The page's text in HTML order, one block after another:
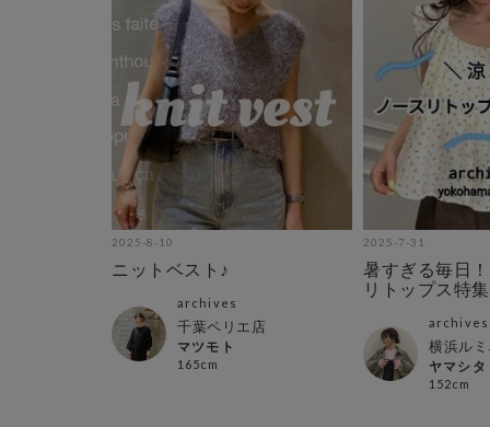
2025-8-10
ニットベスト♪
archives
千葉ペリエ店
マツモト
165cm
2025-7-31
暑すぎる毎日
リトップス特
archives
横浜ル
ヤマシタ
152cm